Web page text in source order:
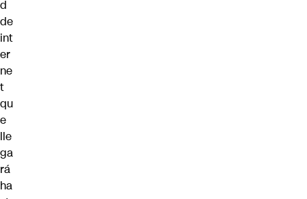
d
de
int
er
ne
t
qu
e
lle
ga
rá
ha